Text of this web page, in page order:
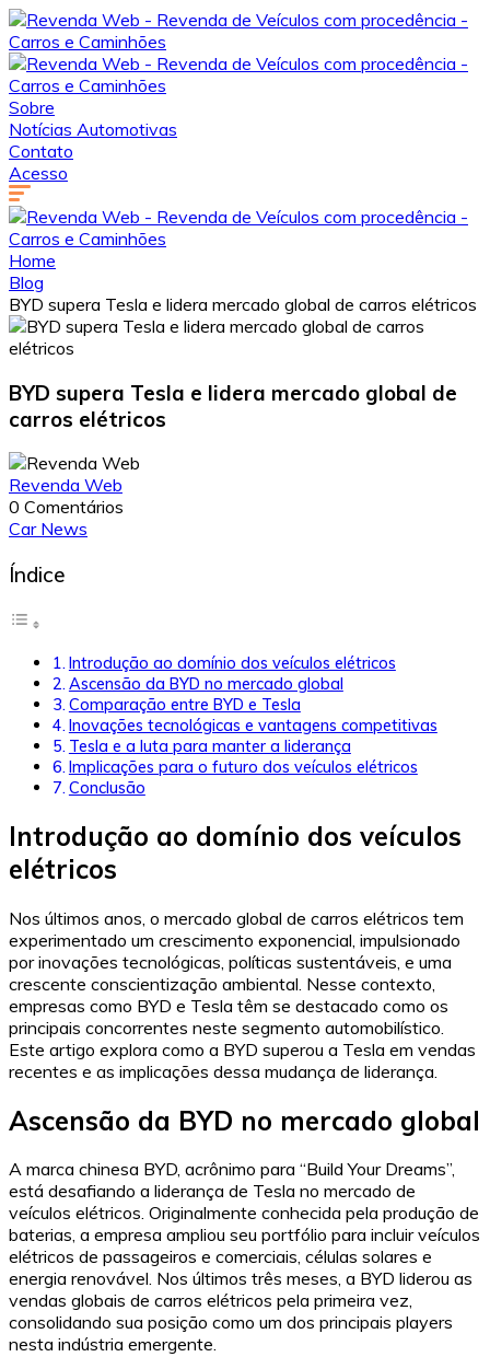
Sobre
Notícias Automotivas
Contato
Acesso
Home
Blog
BYD supera Tesla e lidera mercado global de carros elétricos
BYD supera Tesla e lidera mercado global de
carros elétricos
Revenda Web
0 Comentários
Car News
Índice
Introdução ao domínio dos veículos elétricos
Ascensão da BYD no mercado global
Comparação entre BYD e Tesla
Inovações tecnológicas e vantagens competitivas
Tesla e a luta para manter a liderança
Implicações para o futuro dos veículos elétricos
Conclusão
Introdução ao domínio dos veículos
elétricos
Nos últimos anos, o mercado global de carros elétricos tem
experimentado um crescimento exponencial, impulsionado
por inovações tecnológicas, políticas sustentáveis, e uma
crescente conscientização ambiental. Nesse contexto,
empresas como BYD e Tesla têm se destacado como os
principais concorrentes neste segmento automobilístico.
Este artigo explora como a BYD superou a Tesla em vendas
recentes e as implicações dessa mudança de liderança.
Ascensão da BYD no mercado global
A marca chinesa BYD, acrônimo para “Build Your Dreams”,
está desafiando a liderança de Tesla no mercado de
veículos elétricos. Originalmente conhecida pela produção de
baterias, a empresa ampliou seu portfólio para incluir veículos
elétricos de passageiros e comerciais, células solares e
energia renovável. Nos últimos três meses, a BYD liderou as
vendas globais de carros elétricos pela primeira vez,
consolidando sua posição como um dos principais players
nesta indústria emergente.